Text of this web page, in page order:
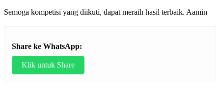
Semoga kompetisi yang diikuti, dapat meraih hasil terbaik. Aamin
Share ke WhatsApp:
Klik untuk Share